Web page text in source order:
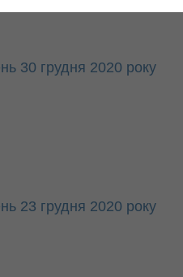
30 грудня 2020 року
23 грудня 2020 року